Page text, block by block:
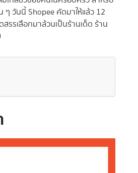
ๆ วันนี้ Shopee คัดมาให้แล้ว 12
รรเลือกมาล้วนเป็นร้านเด็ด ร้าน